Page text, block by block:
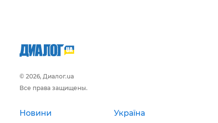
© 2026, Диалог.ua
Все права защищены.
Новини Україна